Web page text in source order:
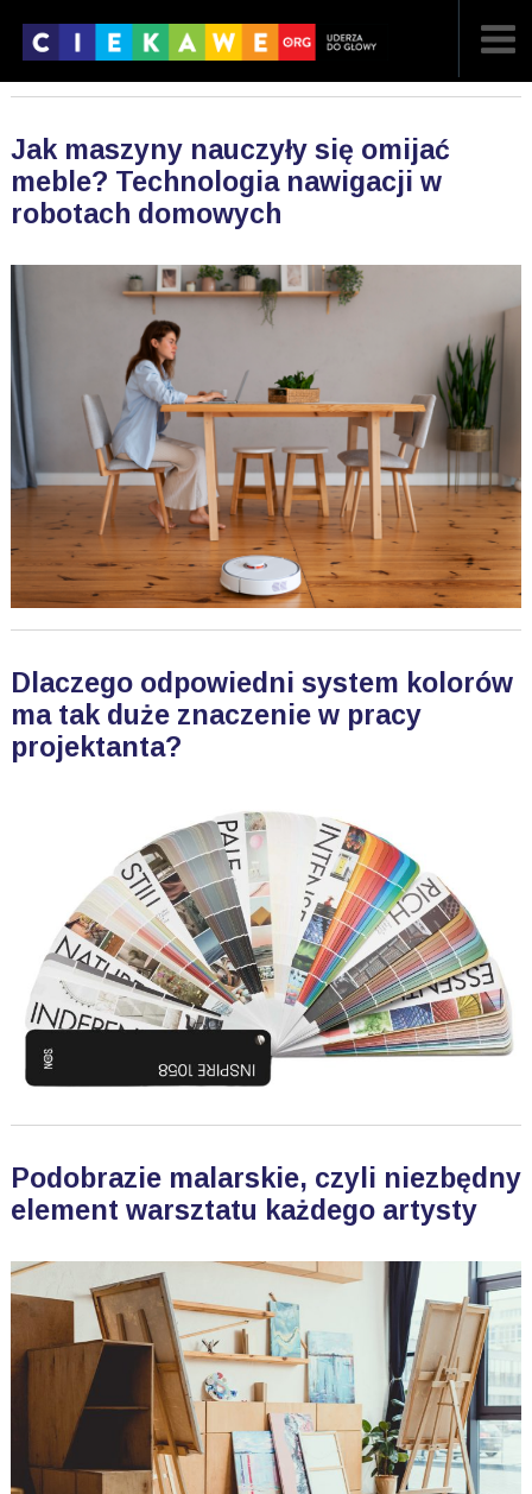
Jak maszyny nauczyły się omijać
meble? Technologia nawigacji w
robotach domowych
Dlaczego odpowiedni system kolorów
ma tak duże znaczenie w pracy
projektanta?
Podobrazie malarskie, czyli niezbędny
element warsztatu każdego artysty
POPULARNE
LOSOWE
A ARTYKUŁY
FILMY
G GALERIA
KONTAKT